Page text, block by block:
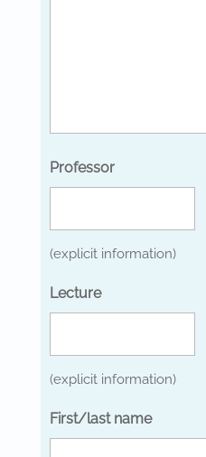
Professor
(explicit information)
Lecture
(explicit information)
First/last name